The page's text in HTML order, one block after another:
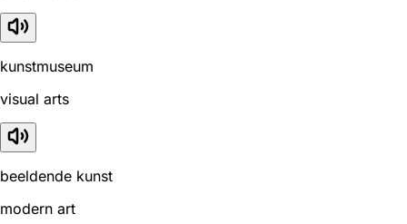
kunstmuseum
visual arts
beeldende kunst
modern art